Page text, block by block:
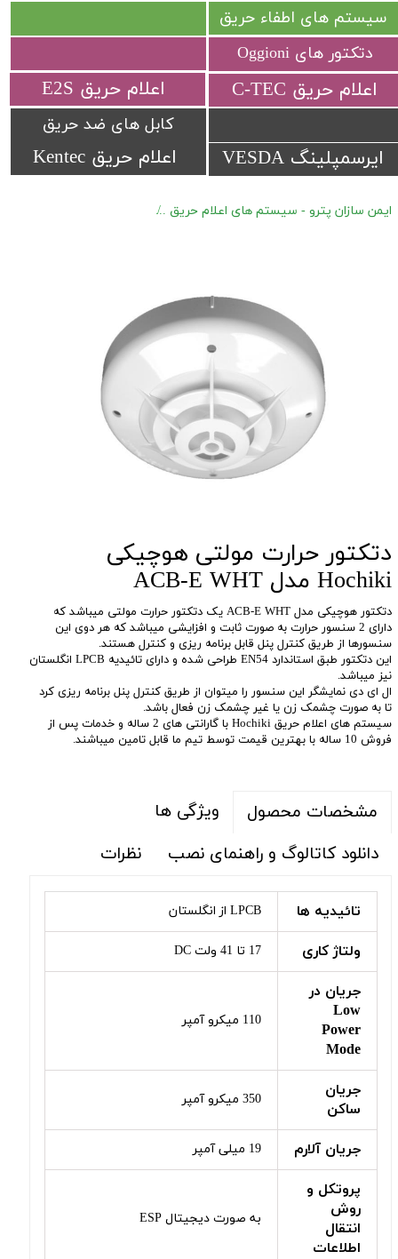
اعلام حریق Kentec
​اعلام حریق C-TEC​​​​​​​ ​اعلام حریق E2S
ایرسمپلینگ VESDA
سیستم های اطفاء حریق
کابل های ضد حریق
دتکتور های Oggioni
ایمن سازان پترو - سیستم های اعلام حریق
دتکتور حرارت مولتی هوچیکی
Hochiki مدل ACB-E WHT
دتکتور هوچیکی مدل ACB-E WHT یک دتکتور حرارت مولتی میباشد که
دارای 2 سنسور حرارت به صورت ثابت و افزایشی میباشد که هر دوی این
سنسورها از طریق کنترل پنل قابل برنامه ریزی و کنترل هستند.
این دتکتور طبق استاندارد EN54 طراحی شده و دارای تائیدیه LPCB انگلستان
نیز میباشد.
ال ای دی نمایشگر این سنسور را میتوان از طریق کنترل پنل برنامه ریزی کرد
تا به صورت چشمک زن یا غیر چشمک زن فعال باشد.
سیستم های اعلام حریق Hochiki با گارانتی های 2 ساله و خدمات پس از
فروش 10 ساله با بهترین قیمت توسط تیم ما قابل تامین میباشند.
مشخصات محصول
ویژگی ها
دانلود کاتالوگ و راهنمای نصب
نظرات
تائیدیه ها LPCB از انگلستان
ولتاژ کاری 17 تا 41 ولت DC
جریان در
Low
Power
Mode
110 میکرو آمپر
جریان
ساکن
350 میکرو آمپر
جریان آلارم 19 میلی آمپر
پروتکل و
روش
انتقال
اطلاعات
به صورت دیجیتال ESP